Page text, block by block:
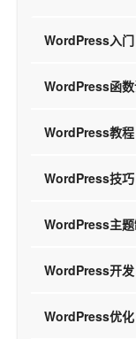
WordPress入门
WordPress函
WordPress教程
WordPress技巧
WordPress主
WordPress开发
WordPress优化